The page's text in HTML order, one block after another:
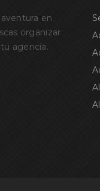
en
organizar
agencia.